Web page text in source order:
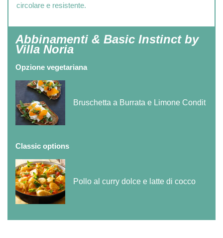
circolare e resistente.
Abbinamenti & Basic Instinct by
Villa Noria
Opzione vegetariana
Bruschetta a Burrata e Limone Condit
Classic options
Pollo al curry dolce e latte di cocco